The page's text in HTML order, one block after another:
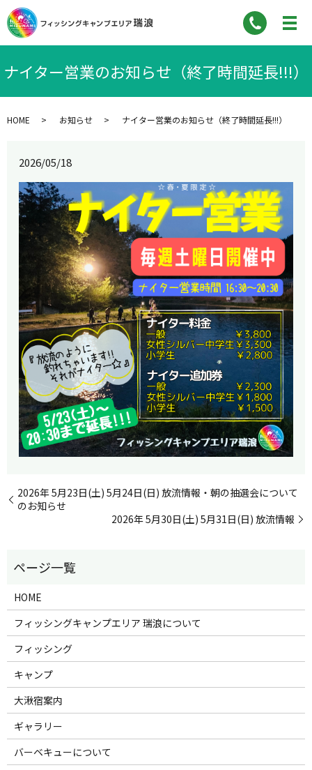
ナイター営業のお知らせ（終了時間延長!!!）
HOME お知らせ ナイター営業のお知らせ（終了時間延長!!!）
2026/05/18
2026年 5月23日(土) 5月24日(日) 放流情報・朝の抽選会について
のお知らせ
2026年 5月30日(土) 5月31日(日) 放流情報
HOME
フィッシングキャンプエリア 瑞浪について
フィッシング
キャンプ
大湫宿案内
ギャラリー
バーベキューについて